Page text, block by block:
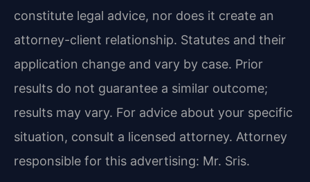
constitute legal advice, nor does it create an
attorney-client relationship. Statutes and their
application change and vary by case. Prior
results do not guarantee a similar outcome;
results may vary. For advice about your specific
situation, consult a licensed attorney. Attorney
responsible for this advertising: Mr. Sris.